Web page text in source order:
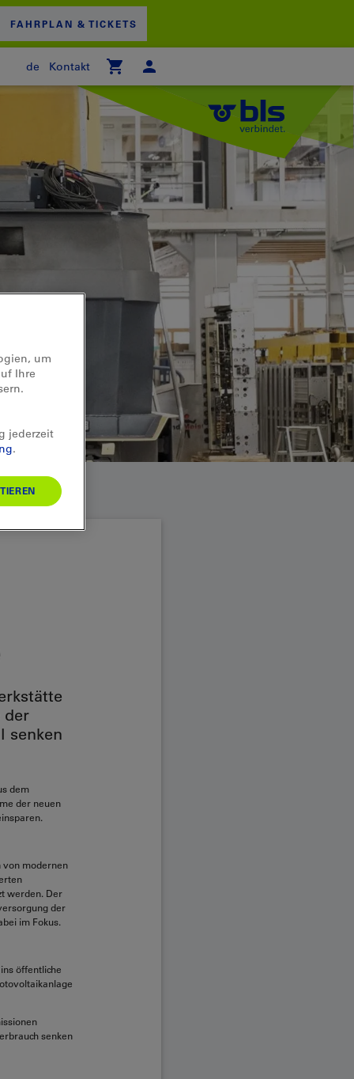
FAHRPLAN & TICKETS
de
Kontakt
der
senken
dem
der neuen
von modernen
werden. Der
der
im Fokus.
öffentliche
senken
um
Ihre
jederzeit
.